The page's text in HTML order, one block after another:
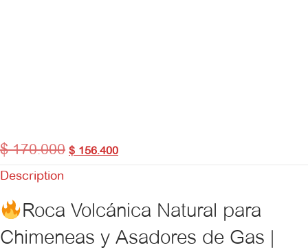
$170.000 $ 156.400
Description
Roca Volcánica Natural para
Chimeneas y Asadores de Gas |